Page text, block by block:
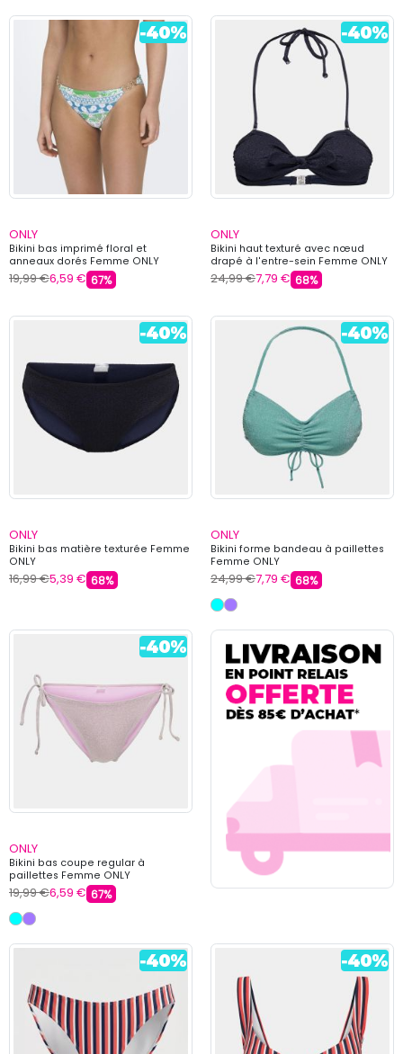
ONLY
Bikini bas imprimé floral et
anneaux dorés Femme ONLY
19,99 €6,59 € 67%
ONLY
Bikini haut texturé avec nœud
drapé à l'entre-sein Femme ONLY
24,99 €7,79 € 68%
ONLY
Bikini bas matière texturée Femme
ONLY
16,99 €5,39 € 68%
ONLY
Bikini forme bandeau à paillettes
Femme ONLY
24,99 €7,79 € 68%
ONLY
Bikini bas coupe regular à
paillettes Femme ONLY
19,99 €6,59 € 67%